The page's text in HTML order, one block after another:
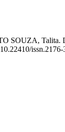
SOUZA,